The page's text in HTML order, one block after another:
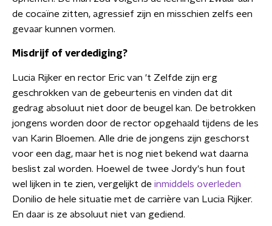
de cocaïne zitten, agressief zijn en misschien zelfs een
gevaar kunnen vormen.
Misdrijf of verdediging?
Lucia Rijker en rector Eric van 't Zelfde zijn erg
geschrokken van de gebeurtenis en vinden dat dit
gedrag absoluut niet door de beugel kan. De betrokken
jongens worden door de rector opgehaald tijdens de les
van Karin Bloemen. Alle drie de jongens zijn geschorst
voor een dag, maar het is nog niet bekend wat daarna
beslist zal worden. Hoewel de twee Jordy's hun fout
wel lijken in te zien, vergelijkt de inmiddels overleden
Donilio de hele situatie met de carrière van Lucia Rijker.
En daar is ze absoluut niet van gediend.